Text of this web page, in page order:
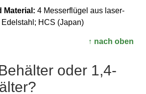
Material: 4 Messer­flügel aus laser­
HCS (Japan)
↑ nach oben
oder 1,4-